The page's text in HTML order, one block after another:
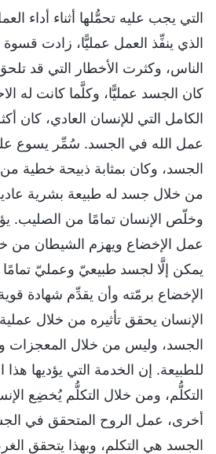
التي يجب عليه تحمُّلها أثناء أداء
الذي ينفِّذ العمل عمليًّا، زادت قسوة
الناس، وكثرت الأخطار التي قد
كان الجسد عمليًّا، وكلَّما كانت له
الكامل التي للإنسان العادي، كان
عمل الله في الجسد. سُمِّر يسوع
الجسد، وكان بمثابة ذبيحة خطية
من خلال جسد له طبيعة بشرية
وخلّص الإنسان تمامًا من الصليب.
عمل الإخضاع ويهزم الشيطان من
يمكن إلَّا لجسد طبيعيّ وعمليّ
الإخضاع برمّته وأن يقدِّم شهادة
الإنسان يحقق تأثيره من خلال
الجسد، وليس من خلال المعجزات
للطبيعة. إن الخدمة التي يؤديها
التكلُّم، ومن خلال التكلُّم يُخضِع
أخرى، عمل الروح المتحقق في
الجسد هي التكلم، وبهذا يتحقق